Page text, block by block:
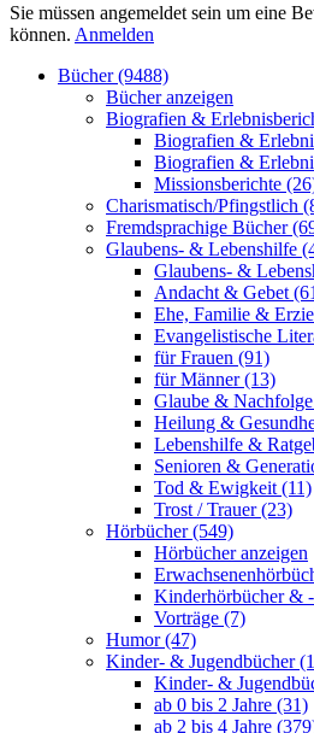
Sie müssen angemeldet sein um eine
können. Anmelden
Bücher (9488)
Bücher anzeigen
Biografien &
Biografien &
Biografien &
Missionsberichte
Charismatisch/Pfingstlich
Fremdsprachige Bücher
Glaubens- & Lebenshilfe
Glaubens- &
Andacht & Gebet
Ehe, Familie &
Evangelistische
für Frauen (91)
für Männer (13)
Glaube &
Heilung &
Lebenshilfe &
Senioren &
Tod & Ewigkeit (11)
Trost / Trauer (23)
Hörbücher (549)
Hörbücher anzeigen
Kinderhörbücher &
Vorträge (7)
Humor (47)
Kinder- & Jugendbücher
Kinder- &
ab 0 bis 2 Jahre (31)
ab 2 bis 4 Jahre